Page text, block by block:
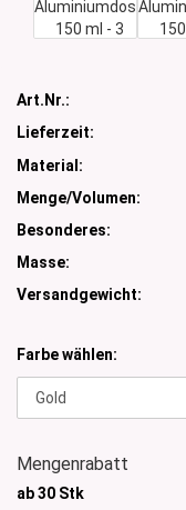
Art.Nr.:
Lieferzeit:
Material:
Menge/Volumen:
Besonderes:
Masse:
Versandgewicht:
Farbe wählen:
Mengenrabatt
ab 30 Stk